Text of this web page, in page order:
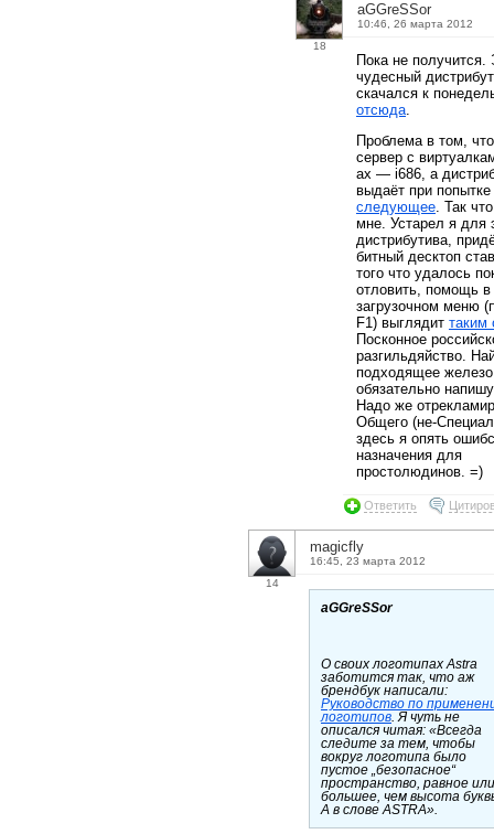
18
aGGreSSor
10:46, 26 марта 2012
Пока не получится.
чудесный
скачался к
отсюда.
Проблема в том,
сервер с
ах — i686, а
выдаёт при попытке
следующее. Так
мне. Устарел я для
дистрибутива,
битный десктоп
того что удалось
отловить, помощь в
загрузочном меню
F1) выглядит таким
Посконное
разгильдяйство.
подходящее
обязательно
Надо же
Общего (не-
здесь я опять
назначения для
простолюдинов. =)
Ответить
14
magicfly
16:45, 23 марта 2012
aGGreSSor
О своих логотипах Astra
заботится так, что аж
брендбук написали:
Руководство по
логотипов . Я чуть не
описался читая: «Всегда
следите за тем, чтобы
вокруг логотипа было
пустое „безопасное“
пространство, равное или
большее, чем высота
А в слове ASTRA».